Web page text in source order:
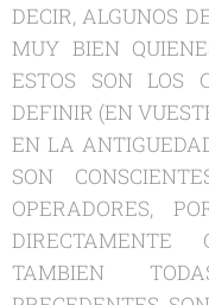
DECIR, ALGUNOS
MUY BIEN
ESTOS SON LOS
DEFINIR (EN
EN LA
SON
OPERADORES,
DIRECTAMENTE
TAMBIEN